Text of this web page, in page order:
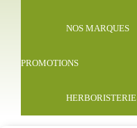
NOS MARQUES
PROMOTIONS
HERBORISTERIE